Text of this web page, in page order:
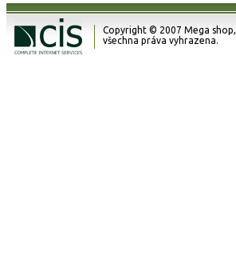
Copyright © 2007 Mega shop,
všechna práva vyhrazena.